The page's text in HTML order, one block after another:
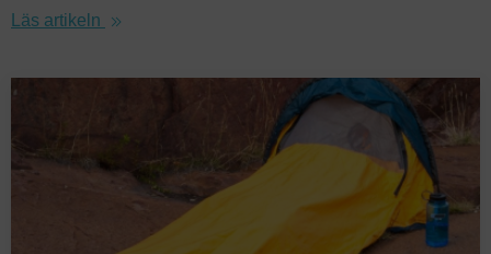
Läs artikeln